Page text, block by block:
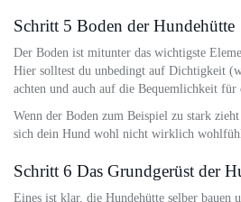
Schritt 5 Boden der Hundehütte
Der Boden ist mitunter das wichtigste
Hier solltest du unbedingt auf Dichtigkeit
achten und auch auf die Bequemlichkeit für
Wenn der Boden zum Beispiel zu stark
sich dein Hund wohl nicht wirklich
Schritt 6 Das Grundgerüst der
Eines ist klar, die Hundehütte selber bauen